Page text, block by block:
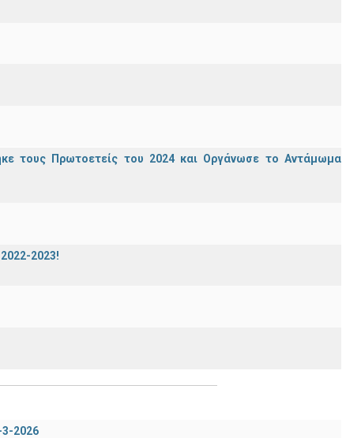
τους Πρωτοετείς του 2024 και Οργάνωσε το Αντάμωμα
2023!
2026